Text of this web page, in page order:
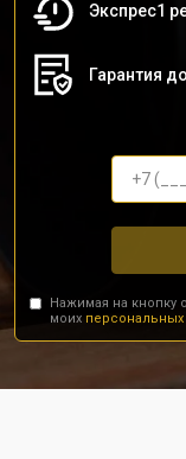
Экспрес1
Гарантия
Нажимая на кнопку
моих